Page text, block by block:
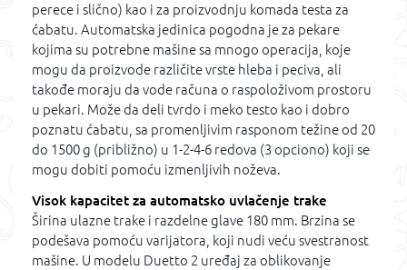
perece i slično) kao i za proizvodnju komada testa za
ćabatu. Automatska jedinica pogodna je za pekare
kojima su potrebne mašine sa mnogo operacija, koje
mogu da proizvode različite vrste hleba i peciva, ali
takođe moraju da vode računa o raspoloživom prostoru
u pekari. Može da deli tvrdo i meko testo kao i dobro
poznatu ćabatu, sa promenljivim rasponom težine od 20
do 1500 g (približno) u 1-2-4-6 redova (3 opciono) koji se
mogu dobiti pomoću izmenljivih noževa.
Visok kapacitet za automatsko uvlačenje trake
Širina ulazne trake i razdelne glave 180 mm. Brzina se
podešava pomoću varijatora, koji nudi veću svestranost
mašine. U modelu Duetto 2 uređaj za oblikovanje